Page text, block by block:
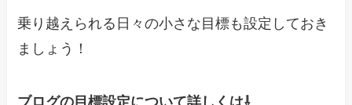
乗り越えられる日々の小さな目標も設定しておき
ましょう！
ブログの目標設定について詳しくは⇩